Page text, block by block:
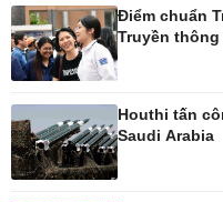
Xe máy
Tư vấn
Điểm chuẩn
Truyền
Houthi tấn
Saudi Arabia